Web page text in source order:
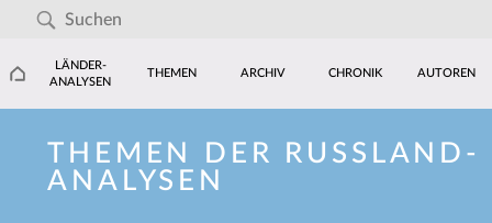
LÄNDER-
ANALYSEN
THEMEN ARCHIV CHRONIK AUTOREN
THEMEN DER RUSSLAND-
ANALYSEN